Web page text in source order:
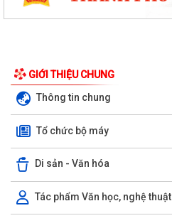
GIỚI THIỆU CHUNG
Thông tin chung
Tổ chức bộ máy
Di sản - Văn hóa
Tác phẩm Văn học, nghệ thuật